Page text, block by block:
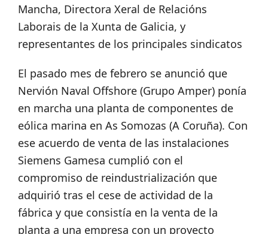
Mancha, Directora Xeral de Relacións
Laborais de la Xunta de Galicia, y
representantes de los principales sindicatos
El pasado mes de febrero se anunció que
Nervión Naval Offshore (Grupo Amper) ponía
en marcha una planta de componentes de
eólica marina en As Somozas (A Coruña). Con
ese acuerdo de venta de las instalaciones
Siemens Gamesa cumplió con el
compromiso de reindustrialización que
adquirió tras el cese de actividad de la
fábrica y que consistía en la venta de la
planta a una empresa con un proyecto